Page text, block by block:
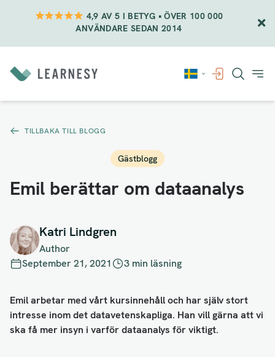
4,9 AV 5 I BETYG • ÖVER 100 000
ANVÄNDARE SEDAN 2014
till
innehåll
TILLBAKA TILL BLOGG
Gästblogg
Emil berättar om dataanalys
Katri Lindgren
Author
September 21, 2021
3 min läsning
Emil arbetar med vårt kursinnehåll och har själv stort
intresse inom det datavetenskapliga. Han vill gärna att vi
ska få mer insyn i varför dataanalys för viktigt.